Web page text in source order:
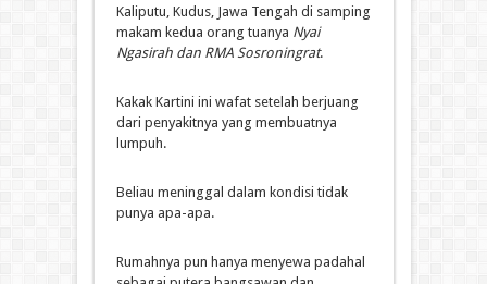
Kaliputu, Kudus, Jawa Tengah di samping
makam kedua orang tuanya Nyai
Ngasirah dan RMA Sosroningrat.
Kakak Kartini ini wafat setelah berjuang
dari penyakitnya yang membuatnya
lumpuh.
Beliau meninggal dalam kondisi tidak
punya apa-apa.
Rumahnya pun hanya menyewa padahal